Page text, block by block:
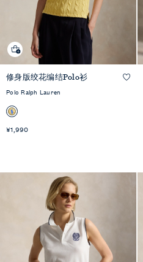
快速预览
修身版绞花编结Polo衫
Polo Ralph Lauren
¥1,990